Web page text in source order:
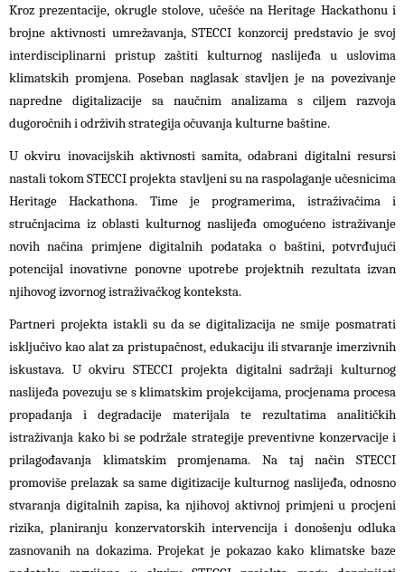
Kroz prezentacije, okrugle stolove, učešće na Heritage Hackathonu i
brojne aktivnosti umrežavanja, STECCI konzorcij predstavio je svoj
interdisciplinarni pristup zaštiti kulturnog naslijeđa u uslovima
klimatskih promjena. Poseban naglasak stavljen je na povezivanje
napredne digitalizacije sa naučnim analizama s ciljem razvoja
dugoročnih i održivih strategija očuvanja kulturne baštine.
U okviru inovacijskih aktivnosti samita, odabrani digitalni resursi
nastali tokom STECCI projekta stavljeni su na raspolaganje učesnicima
Heritage Hackathona. Time je programerima, istraživačima i
stručnjacima iz oblasti kulturnog naslijeđa omogućeno istraživanje
novih načina primjene digitalnih podataka o baštini, potvrđujući
potencijal inovativne ponovne upotrebe projektnih rezultata izvan
njihovog izvornog istraživačkog konteksta.
Partneri projekta istakli su da se digitalizacija ne smije posmatrati
isključivo kao alat za pristupačnost, edukaciju ili stvaranje imerzivnih
iskustava. U okviru STECCI projekta digitalni sadržaji kulturnog
naslijeđa povezuju se s klimatskim projekcijama, procjenama procesa
propadanja i degradacije materijala te rezultatima analitičkih
istraživanja kako bi se podržale strategije preventivne konzervacije i
prilagođavanja klimatskim promjenama. Na taj način STECCI
promoviše prelazak sa same digitizacije kulturnog naslijeđa, odnosno
stvaranja digitalnih zapisa, ka njihovoj aktivnoj primjeni u procjeni
rizika, planiranju konzervatorskih intervencija i donošenju odluka
zasnovanih na dokazima. Projekat je pokazao kako klimatske baze